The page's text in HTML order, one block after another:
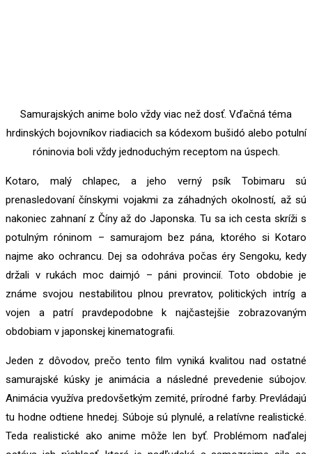
Samurajských anime bolo vždy viac než dosť. Vďačná téma
hrdinských bojovníkov riadiacich sa kódexom bušidó alebo potulní
róninovia boli vždy jednoduchým receptom na úspech.
Kotaro, malý chlapec, a jeho verný psík Tobimaru sú
prenasledovaní čínskymi vojakmi za záhadných okolností, až sú
nakoniec zahnaní z Číny až do Japonska. Tu sa ich cesta skríži s
potulným róninom – samurajom bez pána, ktorého si Kotaro
najme ako ochrancu. Dej sa odohráva počas éry Sengoku, kedy
držali v rukách moc daimjó – páni provincií. Toto obdobie je
známe svojou nestabilitou plnou prevratov, politických intríg a
vojen a patrí pravdepodobne k najčastejšie zobrazovaným
obdobiam v japonskej kinematografii.
Jeden z dôvodov, prečo tento film vyniká kvalitou nad ostatné
samurajské kúsky je animácia a následné prevedenie súbojov.
Animácia využíva predovšetkým zemité, prírodné farby. Prevládajú
tu hodne odtiene hnedej. Súboje sú plynulé, a relatívne realistické.
Teda realistické ako anime môže len byť. Problémom naďalej